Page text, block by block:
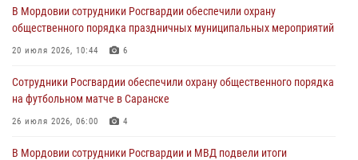
В Саранске росгвардейцы пресекли нарушение правопорядка:
«отдых» на лавочке закончился в отделе полиции
04 августа 2026, 07:06
В Саранске сотрудники Росгвардии задержали гражданина за
нанесение побоев
03 августа 2026, 08:58
В Мордовии сотрудники Росгвардии обеспечили охрану
общественного порядка праздничных муниципальных мероприятий
20 июля 2026, 10:44 6
Сотрудники Росгвардии обеспечили охрану общественного порядка
на футбольном матче в Саранске
26 июля 2026, 06:00 4
В Мордовии сотрудники Росгвардии и МВД подвели итоги